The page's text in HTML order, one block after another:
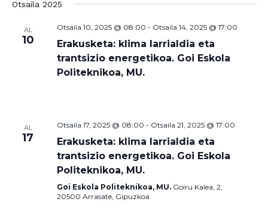
Otsaila 2025
AL
10
Otsaila 10, 2025 @ 08:00 - Otsaila 14, 2025 @ 17:00
Erakusketa: klima larrialdia eta
trantsizio energetikoa. Goi Eskola
Politeknikoa, MU.
AL
17
Otsaila 17, 2025 @ 08:00 - Otsaila 21, 2025 @ 17:00
Erakusketa: klima larrialdia eta
trantsizio energetikoa. Goi Eskola
Politeknikoa, MU.
Goi Eskola Politeknikoa, MU. Goiru Kalea, 2,
20500 Arrasate, Gipuzkoa